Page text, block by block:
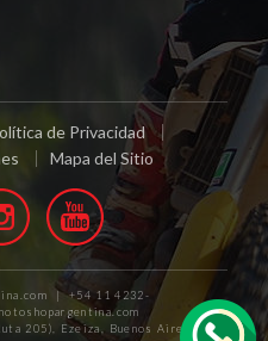
de Privacidad
Mapa del Sitio
| +54 11 4232-
205), Ezeiza, Buenos Aires